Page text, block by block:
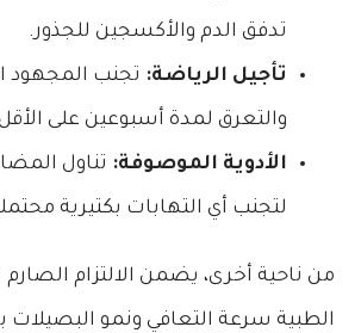
تدفق الدم والأكسجين للجذور.
تأجيل الرياضة: تجنب المجهود
والتعرق لمدة أسبوعين على
الأدوية الموصوفة: تناول
لتجنب أي التهابات بكتيرية
من ناحية أخرى، يضمن الالتزام
الطبية سرعة التعافي ونمو البصيلات